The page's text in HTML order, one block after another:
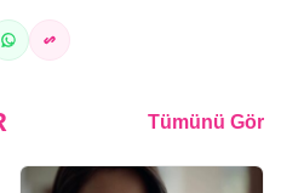
Tümünü Gör